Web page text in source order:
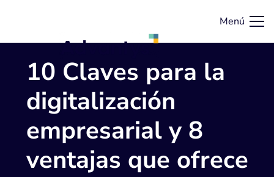
Menú
10 Claves para la
digitalización
empresarial y 8
ventajas que ofrece